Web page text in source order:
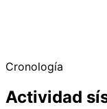
Cronología
Actividad